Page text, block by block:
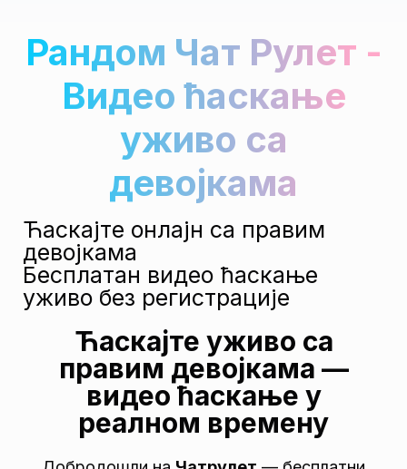
Рандом Чат Рулет -
Видео ћаскање
уживо са
девојкама
Ћаскајте онлајн са правим
девојкама
Бесплатан видео ћаскање
уживо без регистрације
Ћаскајте уживо са
правим девојкама —
видео ћаскање у
реалном времену